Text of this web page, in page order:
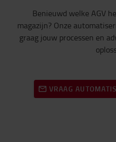
Benieuwd welke AGV
magazijn? Onze
graag jouw processen en
VRAAG